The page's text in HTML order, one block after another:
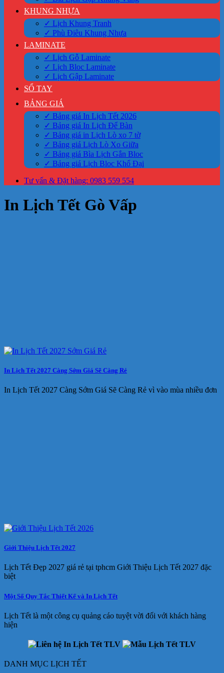
KHUNG NHỰA
✓ Lịch Khung Tranh
✓ Phù Điêu Khung Nhựa
LAMINATE
✓ Lịch Gỗ Laminate
✓ Lịch Bloc Laminate
✓ Lịch Gập Laminate
SỔ TAY
BẢNG GIÁ
✓ Bảng giá In Lịch Tết 2026
✓ Bảng giá In Lịch Để Bàn
✓ Bảng giá in Lịch Lò xo 7 tờ
✓ Bảng giá Lịch Lò Xo Giữa
✓ Bảng giá Bìa Lịch Gắn Bloc
✓ Bảng giá Lịch Bloc Khổ Đại
Tư vấn & Đặt hàng: 0983 559 554
In Lịch Tết Gò Vấp
In Lịch Tết 2027 Càng Sớm Giá Sẽ Càng Rẻ
In Lịch Tết 2027 Càng Sớm Giá Sẽ Càng Rẻ vì vào mùa nhiều đơn
Giới Thiệu Lịch Tết 2027
Lịch Tết Đẹp 2027 giá rẻ tại tphcm Giới Thiệu Lịch Tết 2027 đặc
biệt
Một Số Quy Tắc Thiết Kế và In Lịch Tết
Lịch Tết là một công cụ quảng cáo tuyệt vời đối với khách hàng
hiện
DANH MỤC LỊCH TẾT